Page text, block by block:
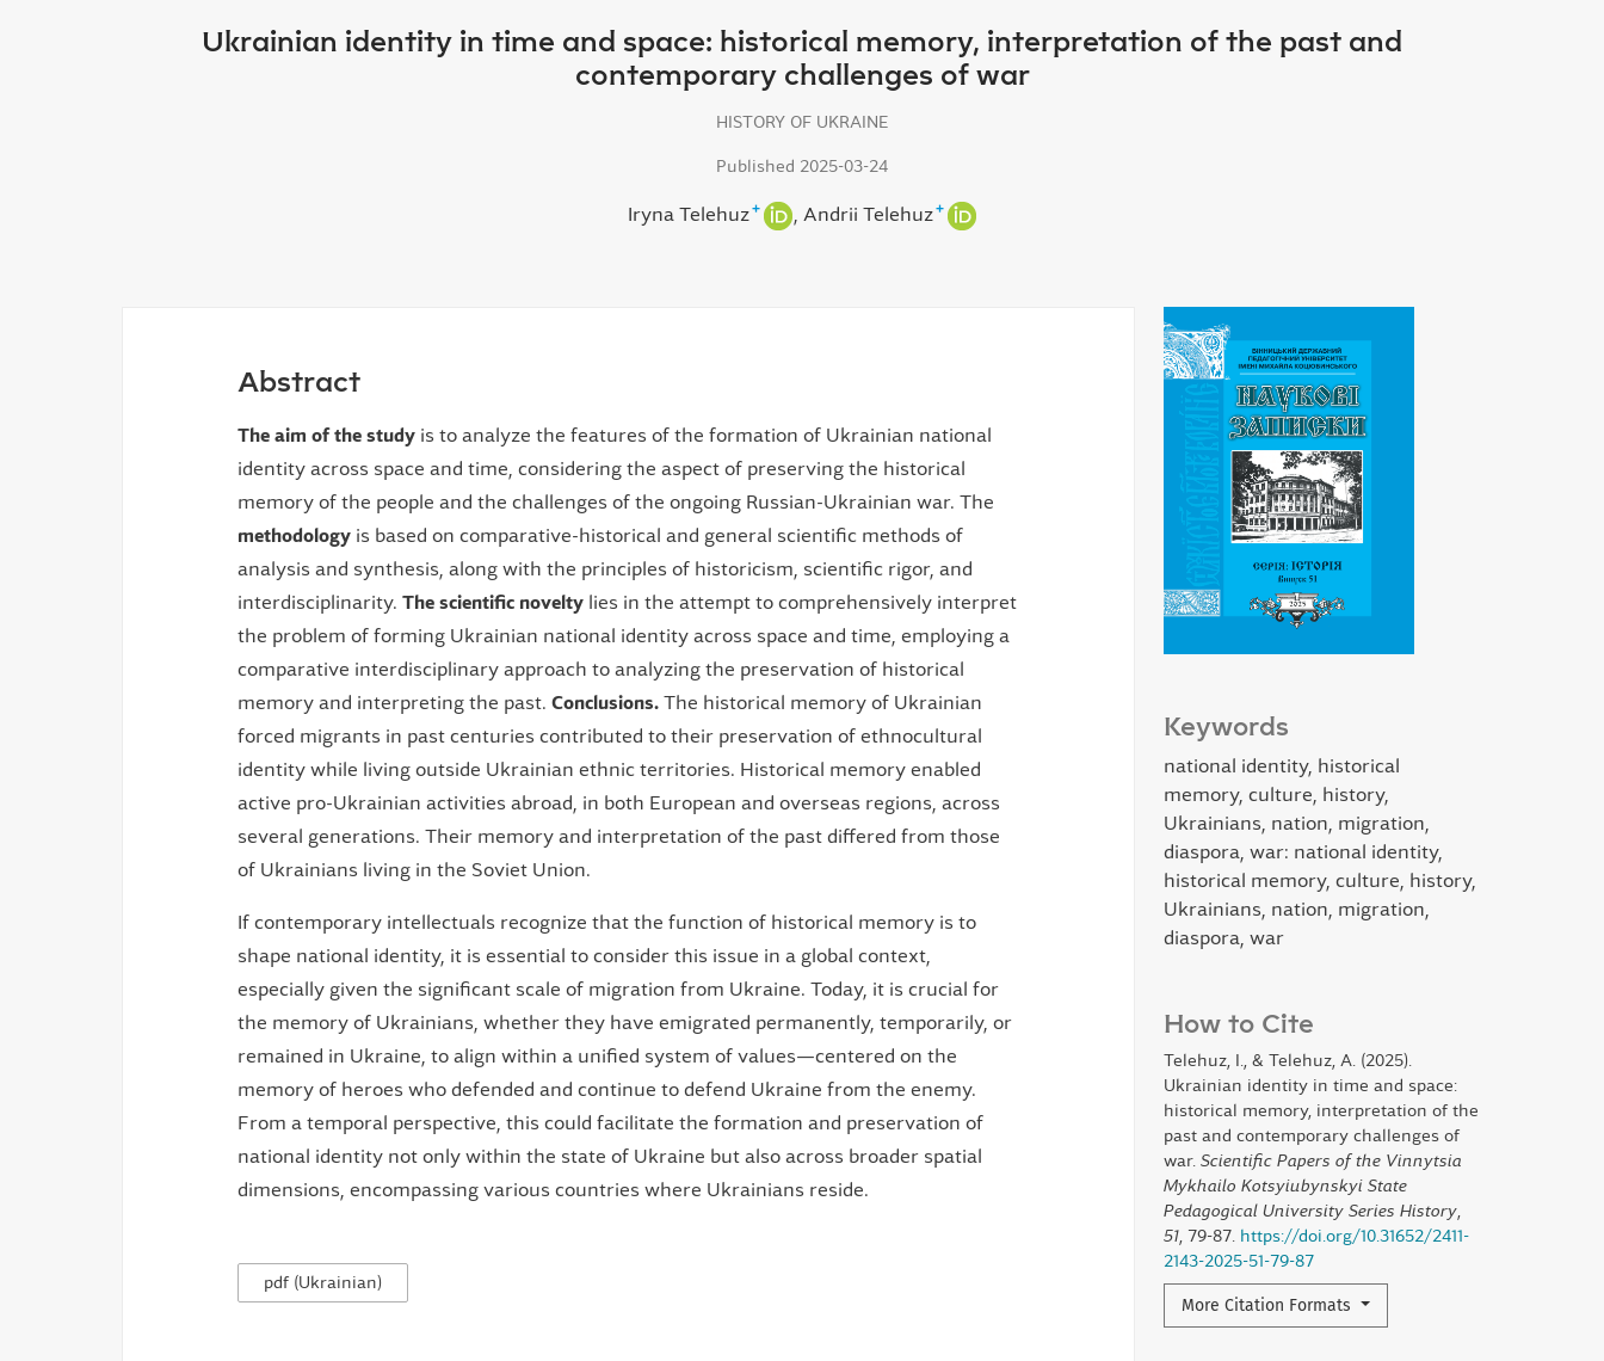
Ukrainian identity in time and space: historical memory, interpretation of the past and
contemporary challenges of war
HISTORY OF UKRAINE
Published 2025-03-24
Iryna Telehuz+ Andrii Telehuz+
Keywords
national identity, historical
memory, culture, history,
Ukrainians, nation, migration,
diaspora, war: national identity,
historical memory, culture, history,
Ukrainians, nation, migration,
diaspora, war
How to Cite
Telehuz, I., & Telehuz, A. (2025).
Ukrainian identity in time and space:
historical memory, interpretation of the
past and contemporary challenges of
war. Scientific Papers of the Vinnytsia
Mykhailo Kotsyiubynskyi State
Pedagogical University Series History
51 , 79-87. https://doi.org/10.31652/2411-
2143-2025-51-79-87
More Citation Formats
Abstract
The aim of the study is to analyze the features of the formation of Ukrainian national
identity across space and time, considering the aspect of preserving the historical
memory of the people and the challenges of the ongoing Russian-Ukrainian war. The
methodology is based on comparative-historical and general scientific methods of
analysis and synthesis, along with the principles of historicism, scientific rigor, and
interdisciplinarity. The scientific novelty lies in the attempt to comprehensively interpret
the problem of forming Ukrainian national identity across space and time, employing a
comparative interdisciplinary approach to analyzing the preservation of historical
memory and interpreting the past. Conclusions. The historical memory of Ukrainian
forced migrants in past centuries contributed to their preservation of ethnocultural
identity while living outside Ukrainian ethnic territories. Historical memory enabled
active pro-Ukrainian activities abroad, in both European and overseas regions, across
several generations. Their memory and interpretation of the past differed from those
of Ukrainians living in the Soviet Union.
If contemporary intellectuals recognize that the function of historical memory is to
shape national identity, it is essential to consider this issue in a global context,
especially given the significant scale of migration from Ukraine. Today, it is crucial for
the memory of Ukrainians, whether they have emigrated permanently, temporarily, or
remained in Ukraine, to align within a unified system of values—centered on the
memory of heroes who defended and continue to defend Ukraine from the enemy.
From a temporal perspective, this could facilitate the formation and preservation of
national identity not only within the state of Ukraine but also across broader spatial
dimensions, encompassing various countries where Ukrainians reside.
pdf (Ukrainian)